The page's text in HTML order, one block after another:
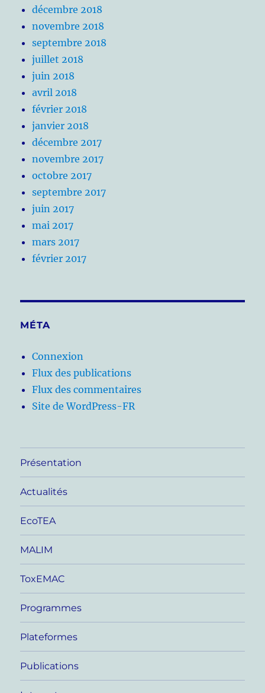
décembre 2018
novembre 2018
septembre 2018
juillet 2018
juin 2018
avril 2018
février 2018
janvier 2018
décembre 2017
novembre 2017
octobre 2017
septembre 2017
juin 2017
mai 2017
mars 2017
février 2017
MÉTA
Connexion
Flux des publications
Flux des commentaires
Site de WordPress-FR
Présentation
Actualités
EcoTEA
MALIM
ToxEMAC
Programmes
Plateformes
Publications